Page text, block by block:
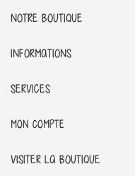
NOTRE BOUTIQUE
INFORMATIONS
SERVICES
MON COMPTE
VISITER LA BOUTIQUE